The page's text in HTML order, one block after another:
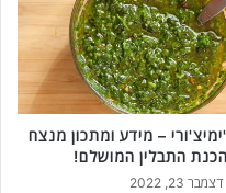
– מידע ומתכון מנצח
התבלין המושלם!
דצמבר 23, 2022